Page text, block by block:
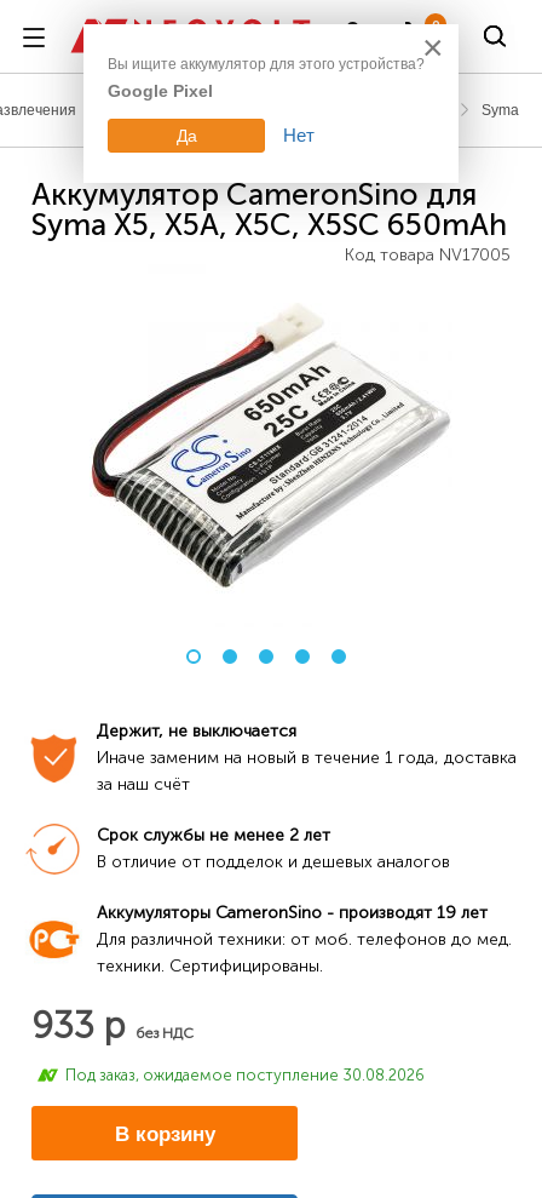
0
Syma
Аккумулятор CameronSino для
Syma X5, X5A, X5C, X5SC 650mAh
Код товара NV17005
Держит, не выключается
Иначе заменим на новый в течение 1 года, доставка
за наш счёт
Срок службы не менее 2 лет
В отличие от подделок и дешевых аналогов
Аккумуляторы CameronSino - производят 19 лет
Для различной техники: от моб. телефонов до мед.
техники. Сертифицированы.
933 р без НДС
Под заказ, ожидаемое поступление 30.08.2026
В корзину
×
Вы ищите аккумулятор для этого устройства?
Google Pixel
Да Нет